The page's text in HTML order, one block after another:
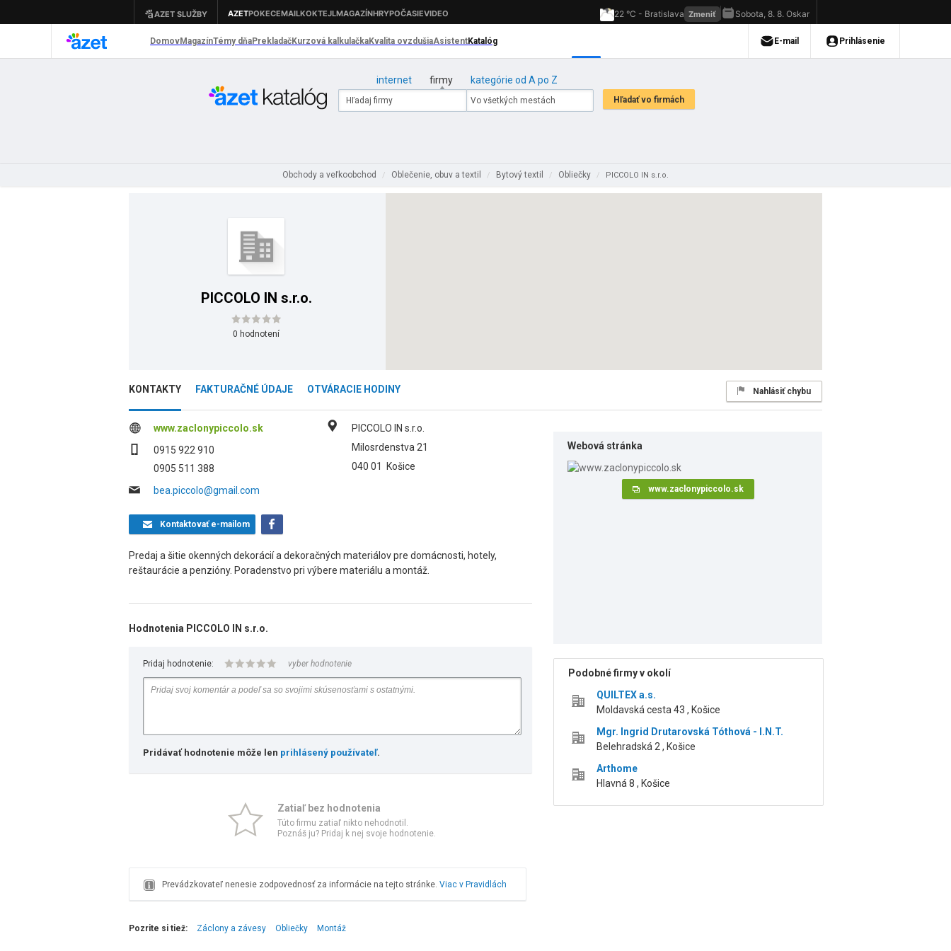
internet firmy kategórie od A po Z
Obchody a veľkoobchod / Oblečenie, obuv a textil / Bytový textil / Obliečky / PICCOLO IN s.r.o.
PICCOLO IN s.r.o.
0 hodnotení
KONTAKTY FAKTURAČNÉ ÚDAJE OTVÁRACIE HODINY Nahlásiť chybu
www.zaclonypiccolo.sk
0915 922 910
0905 511 388
bea.piccolo@gmail.com
PICCOLO IN s.r.o.
Milosrdenstva 21
040 01
Košice
Kontaktovaťe-mailom
Predaj a šitie okenných dekorácií a dekoračných materiálov pre domácnosti, hotely,
reštaurácie a penzióny. Poradenstvo pri výbere materiálu a montáž.
Hodnotenia PICCOLO IN s.r.o.
Pridaj hodnotenie: vyber hodnotenie
Pridávať hodnotenie môže len prihlásený používateľ.
Zatiaľ bez hodnotenia
Túto firmu zatiaľ nikto nehodnotil.
Poznáš ju? Pridaj k nej svoje hodnotenie.
Prevádzkovateľ nenesie zodpovednosť za informácie na tejto stránke. Viac v Pravidlách
Webová stránka
www.zaclonypiccolo.sk
Podobné firmy v okolí
QUILTEX a.s.
Moldavská cesta 43 , Košice
Mgr. Ingrid Drutarovská Tóthová - I.N.T.
Belehradská 2 , Košice
Arthome
Hlavná 8 , Košice
Pozrite si tiež: Záclony a závesy Obliečky Montáž